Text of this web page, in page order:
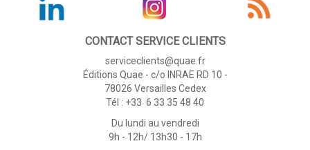
CONTACT SERVICE CLIENTS
serviceclients@quae.fr
Éditions Quae - c/o INRAE RD 10 -
78026 Versailles Cedex
Tél : +33 6 33 35 48 40
Du lundi au vendredi
9h - 12h/ 13h30 - 17h